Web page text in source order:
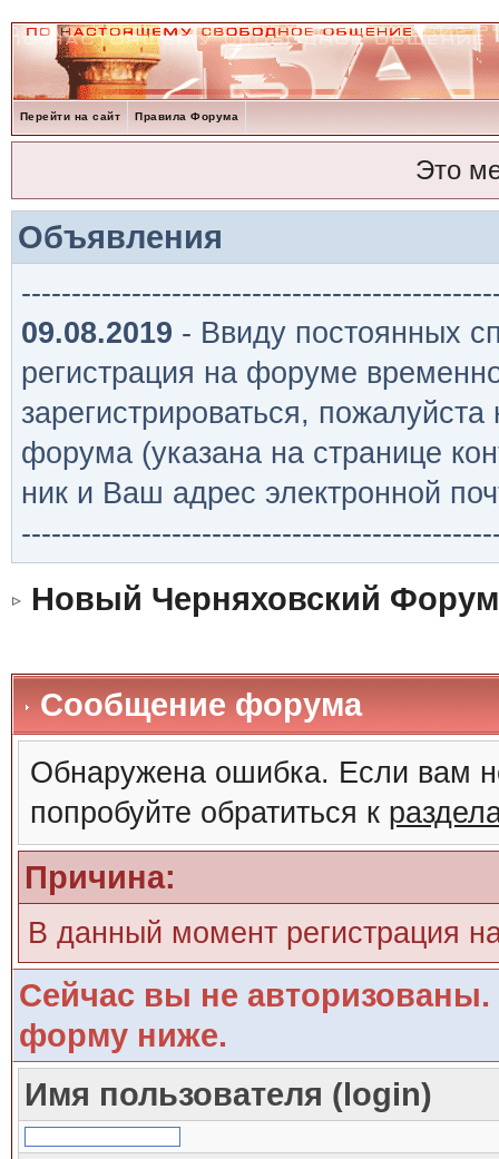
Перейти на сайт Правила Форума
Это
Объявления
09.08.2019 - Ввиду постоянных
регистрация на форуме
зарегистрироваться,
форума (указана на странице
ник и Ваш адрес электронной
Новый Черняховский Форум
Сообщение форума
Обнаружена ошибка. Если вам
попробуйте обратиться к
Причина:
В данный момент регистрация
Сейчас вы не авторизованы.
форму ниже.
Имя пользователя (login)